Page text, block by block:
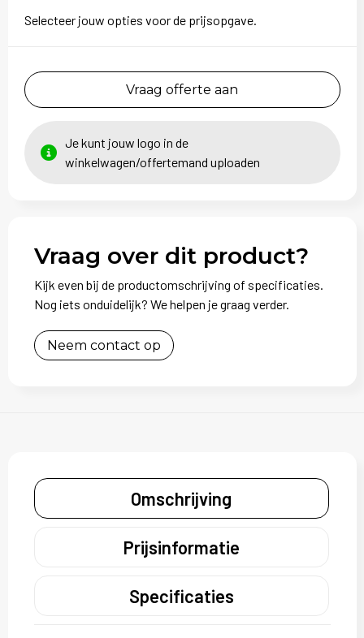
Selecteer jouw opties voor de prijsopgave.
Vraag offerte aan
Je kunt jouw logo in de
winkelwagen/offertemand uploaden
Vraag over dit product?
Kijk even bij de productomschrijving of specificaties.
Nog iets onduidelijk? We helpen je graag verder.
Neem contact op
Omschrijving
Prijsinformatie
Specificaties